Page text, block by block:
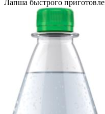
Лапша быстрого